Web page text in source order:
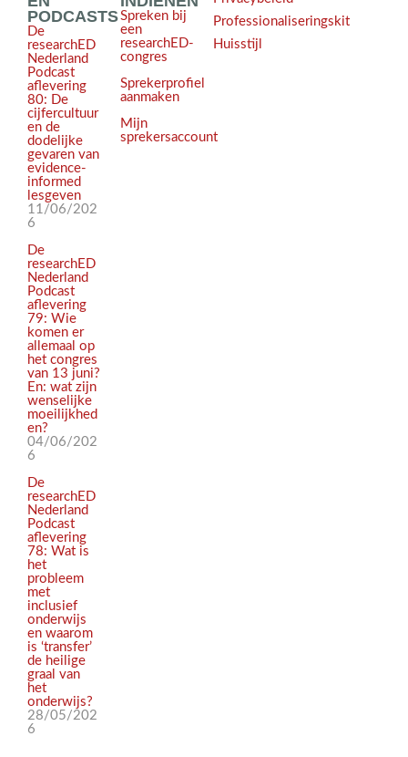
PODCASTS
De
researchED
Nederland
Podcast
aflevering
80: De
cijfercultuur
en de
dodelijke
gevaren van
evidence-
informed
lesgeven
11/06/202
6
De
researchED
Nederland
Podcast
aflevering
79: Wie
komen er
allemaal op
het congres
van 13 juni?
En: wat zijn
wenselijke
moeilijkhed
en?
04/06/202
6
De
researchED
Nederland
Podcast
aflevering
78: Wat is
het
probleem
met
inclusief
onderwijs
en waarom
is ‘transfer’
de heilige
graal van
het
onderwijs?
28/05/202
6
Spreken bij
een
researchED-
congres
Sprekerprofiel
aanmaken
Mijn
sprekersaccount
Professionaliseringskit
Huisstijl